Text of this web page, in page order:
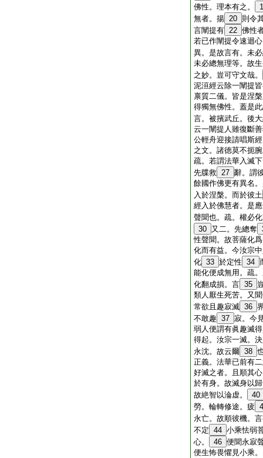
佛性。理本有之。
無者。揚 20 則令
言闡提有 22 佛性
若已作闡提令速迴
異。是故言有。未
未必總無理等。故
之妙。豈可守文哉。
泥洹經云除一闡提
禀質二儀。皆是涅
得獨無佛性。蓋是
言。被擯武丘。後
云一闡提人雖復斷
公輕舟迎接請唱斯
之文。諸徳莫不扼
疏。若謂法華入滅
先牒救 27 辭。謂
餘國作佛更有異名
入於涅槃。而於彼土
經入於佛慧者。是
聲聞也。疏。權必
30 又二。先總奪
性聲聞。故菩薩化
化而有益。今汝宗
化 33 於定性 34
能化便成無用。疏
化翻成損。言 35
類人厭生死苦。又
常欲且趣寂滅 36
不敢趣 37 寂。今
弱人便謂有眞趣滅
得起。汝宗一滅。
永沈。故云爾 38
正義。法華已前有
好滅之者。且順其
於有身。故滅身以
故絶智以淪虚。
40
勞。輪轉修途。疲
永亡。故順彼機。
不定 44 小乘怯弱
心。
46 便聞永寂
便生怖畏懼見小乘